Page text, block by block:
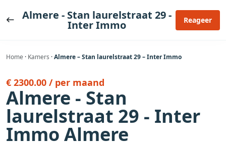
naar
Almere - Stan laurelstraat 29 -
Inter Immo Reageer
Home · Kamers ·Almere – Stan laurelstraat 29 – Inter Immo
€ 2300.00 / per maand
Almere - Stan
laurelstraat 29 - Inter
Immo Almere